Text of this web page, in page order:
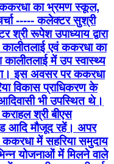
का भ्रमण स्कूल,
----- कलेक्टर सुश्री
श्री रूपेश उपाध्याय द्वारा
एवं ककरधा का
में उप स्वास्थ्य
इस अवसर पर ककरधा
विकास प्राधिकरण के
आदिवासी भी उपस्थित थे।
श्री बीएस
आदि मौजूद रहें। अपर
ककरधा में सहरिया समुदाय
योजनाओं में मिलने वाले